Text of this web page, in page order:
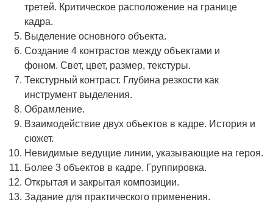
третей. Критическое расположение на границе
кадра.
Выделение основного объекта.
Создание 4 контрастов между объектами и
фоном. Свет, цвет, размер, текстуры.
Текстурный контраст. Глубина резкости как
инструмент выделения.
Обрамление.
Взаимодействие двух объектов в кадре. История и
сюжет.
Невидимые ведущие линии, указывающие на героя.
Более 3 объектов в кадре. Группировка.
Открытая и закрытая композиции.
Задание для практического применения.